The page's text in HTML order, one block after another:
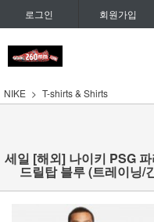
로그인 회원가입
NIKE T-shirts & Shirts
세일 [해외] 나이키 PSG
드릴탑 블루 (트레이닝/